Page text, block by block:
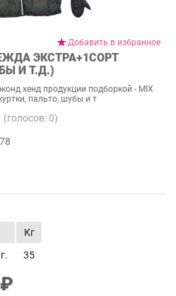
Добавить в избранное
ЭКСТРА+1СОРТ
И Т.Д.)
хенд продукции подборкой - MIX
пальто, шубы и т
(голосов: 0)
Кг
35